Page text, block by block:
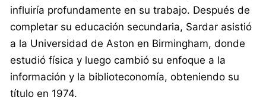
influiría profundamente en su trabajo. Después de
completar su educación secundaria, Sardar asistió
a la Universidad de Aston en Birmingham, donde
estudió física y luego cambió su enfoque a la
información y la biblioteconomía, obteniendo su
título en 1974.